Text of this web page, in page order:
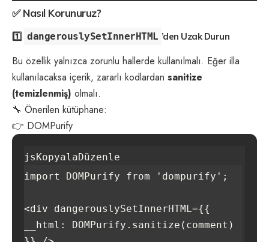
✅Nasıl Korunuruz?
1️⃣ dangerouslySetInnerHTML ’den Uzak Durun
Bu özellik yalnızca zorunlu hallerde kullanılmalı. Eğer illa
kullanılacaksa içerik, zararlı kodlardan sanitize
(temizlenmiş) olmalı.
🔧 Önerilen kütüphane:
👉 DOMPurify
jsKopyalaDüzenle
import DOMPurify from 'dompurify';
<div dangerouslySetInnerHTML={{
__html: DOMPurify.sanitize(comment)